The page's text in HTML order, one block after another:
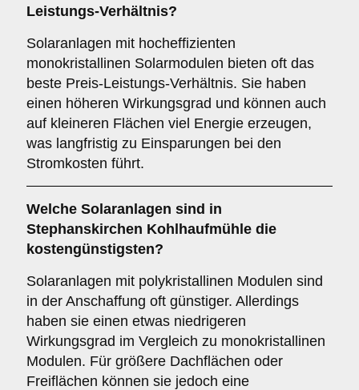
Leistungs-Verhältnis?
Solaranlagen mit hocheffizienten
monokristallinen Solarmodulen bieten oft das
beste Preis-Leistungs-Verhältnis. Sie haben
einen höheren Wirkungsgrad und können auch
auf kleineren Flächen viel Energie erzeugen,
was langfristig zu Einsparungen bei den
Stromkosten führt.
Welche Solaranlagen sind in
Stephanskirchen Kohlhaufmühle die
kostengünstigsten?
Solaranlagen mit polykristallinen Modulen sind
in der Anschaffung oft günstiger. Allerdings
haben sie einen etwas niedrigeren
Wirkungsgrad im Vergleich zu monokristallinen
Modulen. Für größere Dachflächen oder
Freiflächen können sie jedoch eine